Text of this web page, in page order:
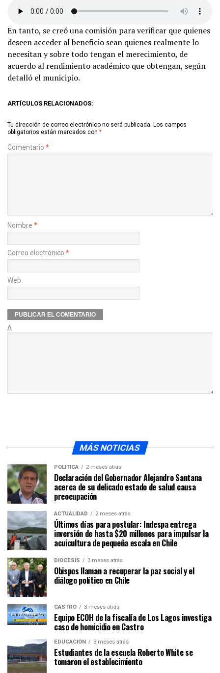
En tanto, se creó una comisión para verificar que quienes
deseen acceder al beneficio sean quienes realmente lo
necesitan y sobre todo tengan el merecimiento, de
acuerdo al rendimiento académico que obtengan, según
detalló el municipio.
ARTÍCULOS RELACIONADOS:
Tu dirección de correo electrónico no será publicada. Los campos
obligatorios están marcados con *
Comentario *
Nombre *
Correo electrónico *
Web
Δ
MÁS NOTICIAS
POLÍTICA 2 meses atrás
Declaración del Gobernador Alejandro Santana
acerca de su delicado estado de salud causa
preocupación
ACTUALIDAD 2 meses atrás
Últimos días para postular: Indespa entrega
inversión de hasta $20 millones para impulsar la
acuicultura de pequeña escala en Chile
DIÓCESIS 3 meses atrás
Obispos llaman a recuperar la paz social y el
diálogo político en Chile
CASTRO 3 meses atrás
Equipo ECOH de la fiscalía de Los Lagos investiga
caso de homicidio en Castro
EDUCACIÓN 3 meses atrás
Estudiantes de la escuela Roberto White se
tomaron el establecimiento